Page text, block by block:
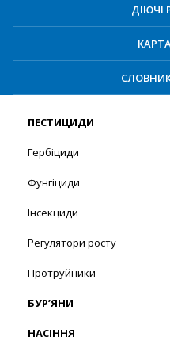
ДІЮЧІ
ПЕСТИЦИДИ
Гербіциди
Фунгіциди
Інсекциди
Регулятори росту
Протруйники
БУР’ЯНИ
НАСІННЯ